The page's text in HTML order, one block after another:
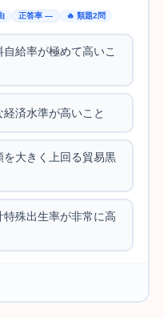
正答率 — 🔥 類題2問
給率が極めて高いこ
済水準が高いこと
大きく上回る貿易黒
殊出生率が非常に高